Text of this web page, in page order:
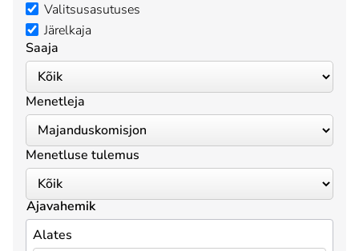
Valitsusasutuses
Järelkaja
Saaja
Menetleja
Menetluse tulemus
Ajavahemik
Alates